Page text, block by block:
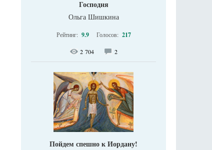
Господня
Ольга Шишкина
Рейтинг: 9.9 Голосов: 217
2 704 2
Пойдем спешно к Иордану!